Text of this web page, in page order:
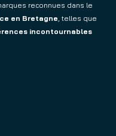
reconnues dans le
en Bretagne, telles que
incontournables